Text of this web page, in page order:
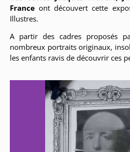
France ont découvert cette
Illustres.
A partir des cadres proposés
nombreux portraits originaux,
les enfants ravis de découvrir ces